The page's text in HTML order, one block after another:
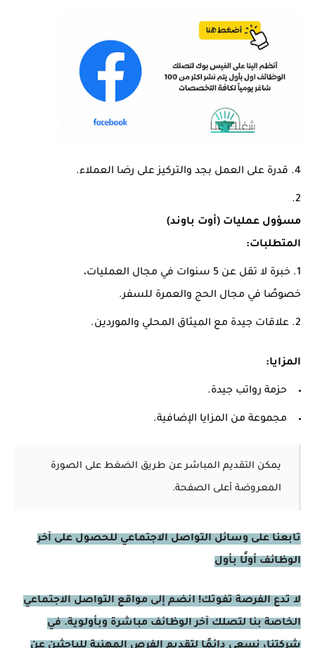
قدرة على العمل بجد والتركيز على رضا العملاء.
مسؤول عمليات (أوت باوند)
المتطلبات:
خبرة لا تقل عن 5 سنوات في مجال العمليات،
خصوصًا في مجال الحج والعمرة للسفر.
علاقات جيدة مع الميثاق المحلي والموردين.
المزايا:
حزمة رواتب جيدة.
مجموعة من المزايا الإضافية.
يمكن التقديم المباشر عن طريق الضغط على الصورة
المعروضة أعلى الصفحة.
تابعنا على وسائل التواصل الاجتماعي للحصول على آخر
الوظائف أولًا بأول
لا تدع الفرصة تفوتك! انضم إلى مواقع التواصل الاجتماعي
الخاصة بنا لتصلك آخر الوظائف مباشرة وبأولوية. في